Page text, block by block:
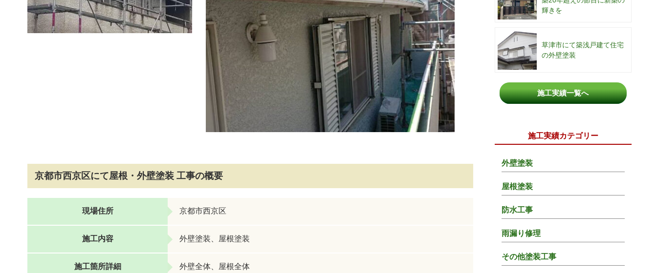
京都市西京区にて屋根・外壁塗装 工事の概要
現場住所 京都市西京区
施工内容 外壁塗装、屋根塗装
施工箇所詳細 外壁全体、屋根全体
輝きを
草津市にて築浅戸建て住宅
の外壁塗装
施工実績一覧へ
施工実績カテゴリー
外壁塗装
屋根塗装
防水工事
雨漏り修理
その他塗装工事